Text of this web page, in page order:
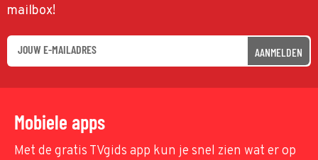
mailbox!
AANMELDEN
Mobiele apps
Met de gratis TVgids app kun je snel zien wat er op